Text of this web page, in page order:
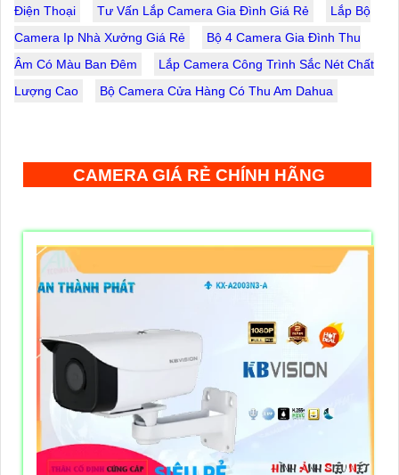
Điện Thoại Tư Vấn Lắp Camera Gia Đình Giá Rẻ
Lắp Bộ
Camera Ip Nhà Xưởng Giá Rẻ
Bộ 4 Camera Gia Đình Thu
Âm Có Màu Ban Đêm
Lắp Camera Công Trình Sắc Nét Chất
Lượng Cao
Bộ Camera Cửa Hàng Có Thu Am Dahua
CAMERA GIÁ RẺ CHÍNH HÃNG